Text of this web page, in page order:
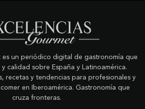
es un periódico digital de gastronomía que
calidad sobre España y Latinoamérica.
recetas y tendencias para profesionales y
en Iberoamérica. Gastronomía que
cruza fronteras.